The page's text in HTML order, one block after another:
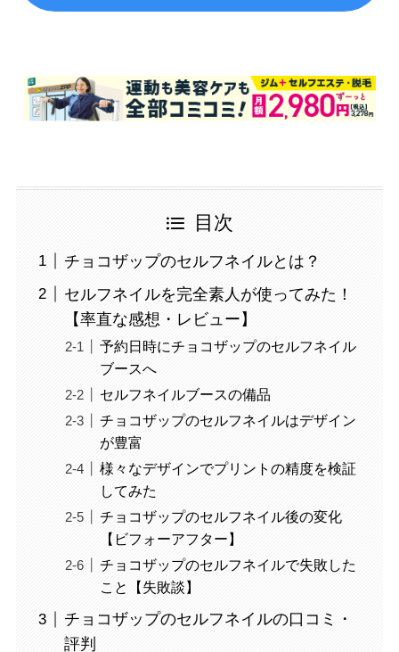
目次
チョコザップのセルフネイルとは？
セルフネイルを完全素人が使ってみた！
【率直な感想・レビュー】
予約日時にチョコザップのセルフネイル
ブースへ
セルフネイルブースの備品
チョコザップのセルフネイルはデザイン
が豊富
様々なデザインでプリントの精度を検証
してみた
チョコザップのセルフネイル後の変化
【ビフォーアフター】
チョコザップのセルフネイルで失敗した
こと【失敗談】
チョコザップのセルフネイルの口コミ・
評判